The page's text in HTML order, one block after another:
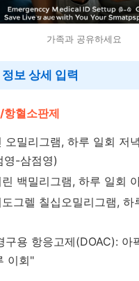
가족과 공유하세요
보 상세 입력
혈소판제
오밀리그램, 하루 일회 저
영-삼점영)
백밀리그램, 하루 일회
그렐 칠십오밀리그램, 하
구용 항응고제(DOAC): 아
이회"